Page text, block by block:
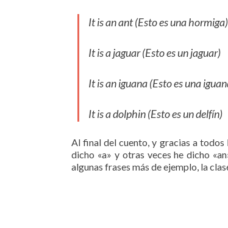
It is an ant(Esto es una hormiga)
It is a jaguar(Esto es un jaguar)
It is an iguana(Esto es una
It is a dolphin(Esto es un delfín)
Al final del cuento, y gracias a todos
dicho «a» y otras veces he dicho
algunas frases más de ejemplo, la